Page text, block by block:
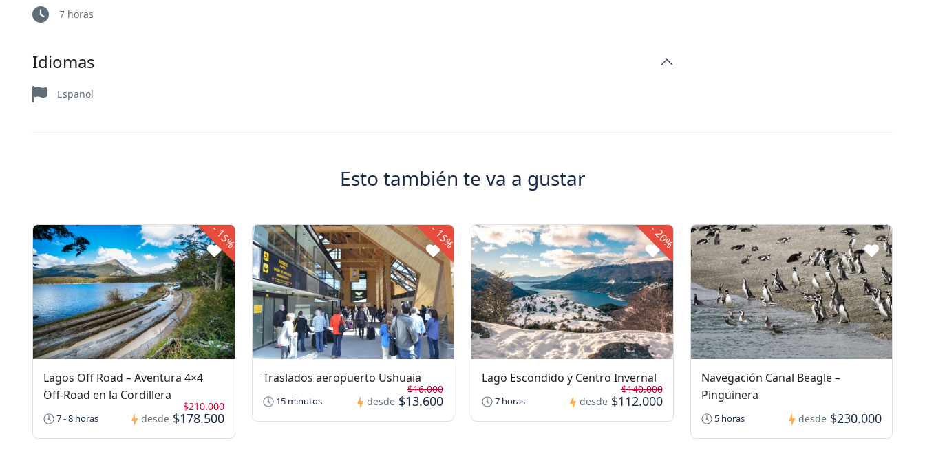
7 horas
Idiomas
Espanol
Esto también te va a gustar
-
15%
Lagos Off Road – Aventura 4×4
Off-Road en la Cordillera
7 - 8 horas desde
$210.000
$178.500
-
15%
Traslados aeropuerto Ushuaia
15 minutos desde
$16.000
$13.600
-
20%
Lago Escondido y Centro Invernal
7 horas desde
$140.000
$112.000
Navegación Canal Beagle –
Pingüinera
5 horas desde $230.000